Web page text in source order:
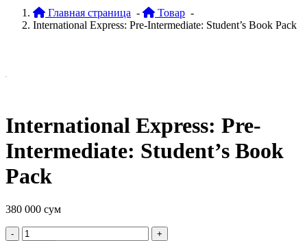
Главная страница - Товар -
International Express: Pre-Intermediate: Student’s Book Pack
International Express: Pre-
Intermediate: Student’s Book
Pack
380 000 сум
Quantity